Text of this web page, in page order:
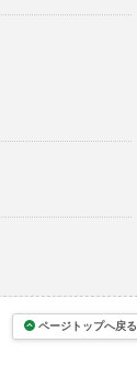
ページトップへ戻る